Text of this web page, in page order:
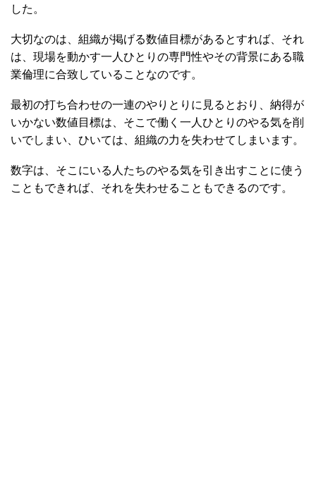
した。
大切なのは、組織が掲げる数値目標があるとすれば、それ
は、現場を動かす一人ひとりの専門性やその背景にある職
業倫理に合致していることなのです。
最初の打ち合わせの一連のやりとりに見るとおり、納得が
いかない数値目標は、そこで働く一人ひとりのやる気を削
いでしまい、ひいては、組織の力を失わせてしまいます。
数字は、そこにいる人たちのやる気を引き出すことに使う
こともできれば、それを失わせることもできるのです。